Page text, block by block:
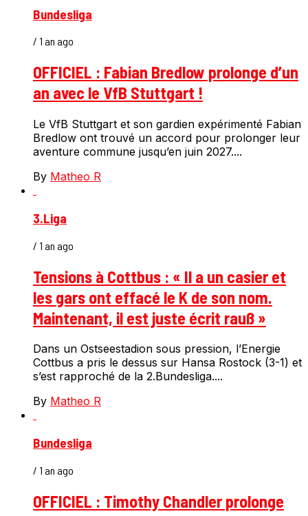
Bundesliga
/ 1 an ago
OFFICIEL : Fabian Bredlow prolonge d’un
an avec le VfB Stuttgart !
Le VfB Stuttgart et son gardien expérimenté Fabian
Bredlow ont trouvé un accord pour prolonger leur
aventure commune jusqu’en juin 2027....
By Matheo R
3.Liga
/ 1 an ago
Tensions à Cottbus : « Il a un casier et
les gars ont effacé le K de son nom.
Maintenant, il est juste écrit rauß »
Dans un Ostseestadion sous pression, l’Energie
Cottbus a pris le dessus sur Hansa Rostock (3-1) et
s’est rapproché de la 2.Bundesliga....
By Matheo R
Bundesliga
/ 1 an ago
OFFICIEL : Timothy Chandler prolonge